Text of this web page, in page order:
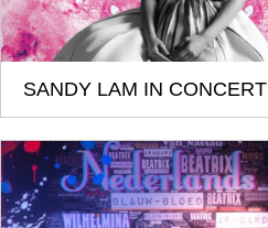
SANDY LAM IN CONCERT